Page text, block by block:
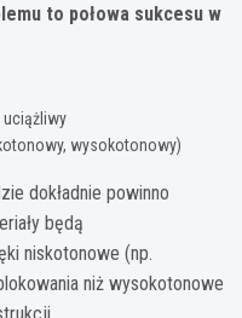
to połowa sukcesu w
uciążliwy
wysokotonowy)
dokładnie powinno
będą
niskotonowe (np.
niż wysokotonowe